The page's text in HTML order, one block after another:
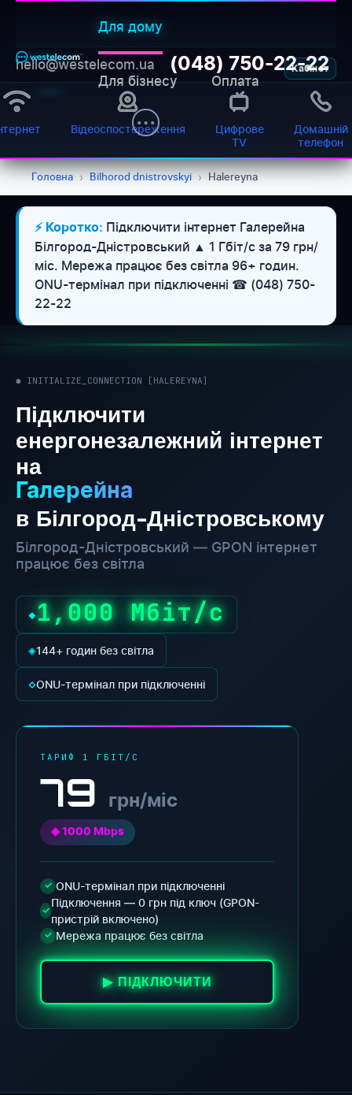
Для дому
Для бізнесу Оплата
Кабінет
hello@westelecom.ua (048) 750-22-22
Відеоспостереження
Цифрове
TV
Домашній
телефон
Головна › Bilhorod dnistrovskyi › Halereyna
⚡ Коротко: Підключити інтернет Галерейна
Білгород-Дністровський ▲ 1 Гбіт/с за 79 грн/
міс. Мережа працює без світла 96+ годин.
ONU-термінал при підключенні ☎ (048) 750-
22-22
● INITIALIZE_CONNECTION [HALEREYNA]
Підключити
енергонезалежний інтернет
на
Галерейна
в Білгород-Дністровському
Білгород-Дністровський — GPON інтернет
працює без світла
◆1,000 Мбіт/с
◈144+ годин без світла
◇ONU-термінал при підключенні
ТАРИФ 1 ГБІТ/С
79 грн/міс
◈ 1000 Mbps
✓ ONU-термінал при підключенні
✓
Підключення — 0 грн під ключ (GPON-
пристрій включено)
✓ Мережа працює без світла
▶ ПІДКЛЮЧИТИ